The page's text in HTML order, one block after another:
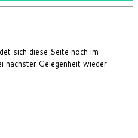
sich diese Seite noch im
nächster Gelegenheit wieder